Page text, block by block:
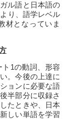
ル語と日本語の
り、語学レベル
材となっていま
1の動詞、形容
。今後の上達に
ョンに必要な語
半部分に収録さ
たときや、日本
しい単語を学習